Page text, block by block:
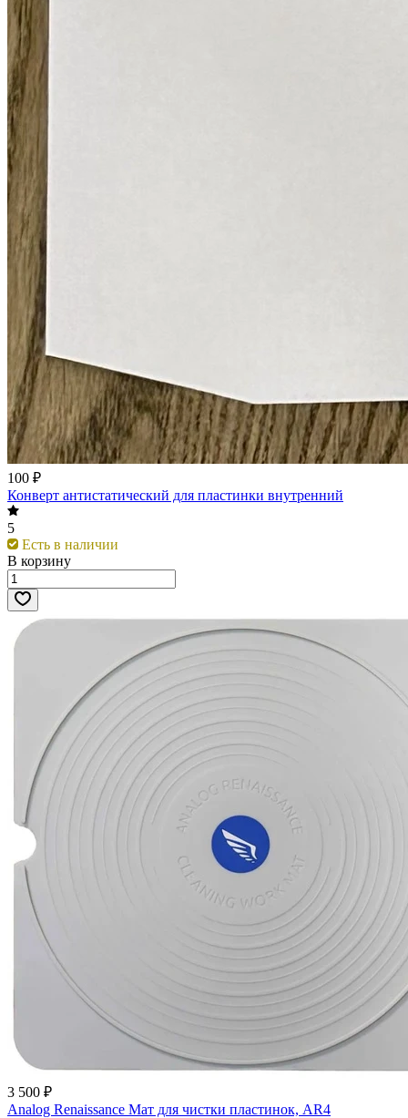
100 ₽
Конверт антистатический для пластинки внутренний
5
Есть в наличии
В корзину
3 500 ₽
Analog Renaissance Мат для чистки пластинок, AR4